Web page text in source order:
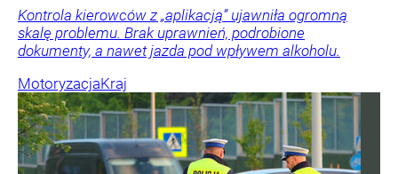
Kontrola kierowców z „aplikacją” ujawniła ogromną
skalę problemu. Brak uprawnień, podrobione
dokumenty, a nawet jazda pod wpływem alkoholu.
MotoryzacjaKraj